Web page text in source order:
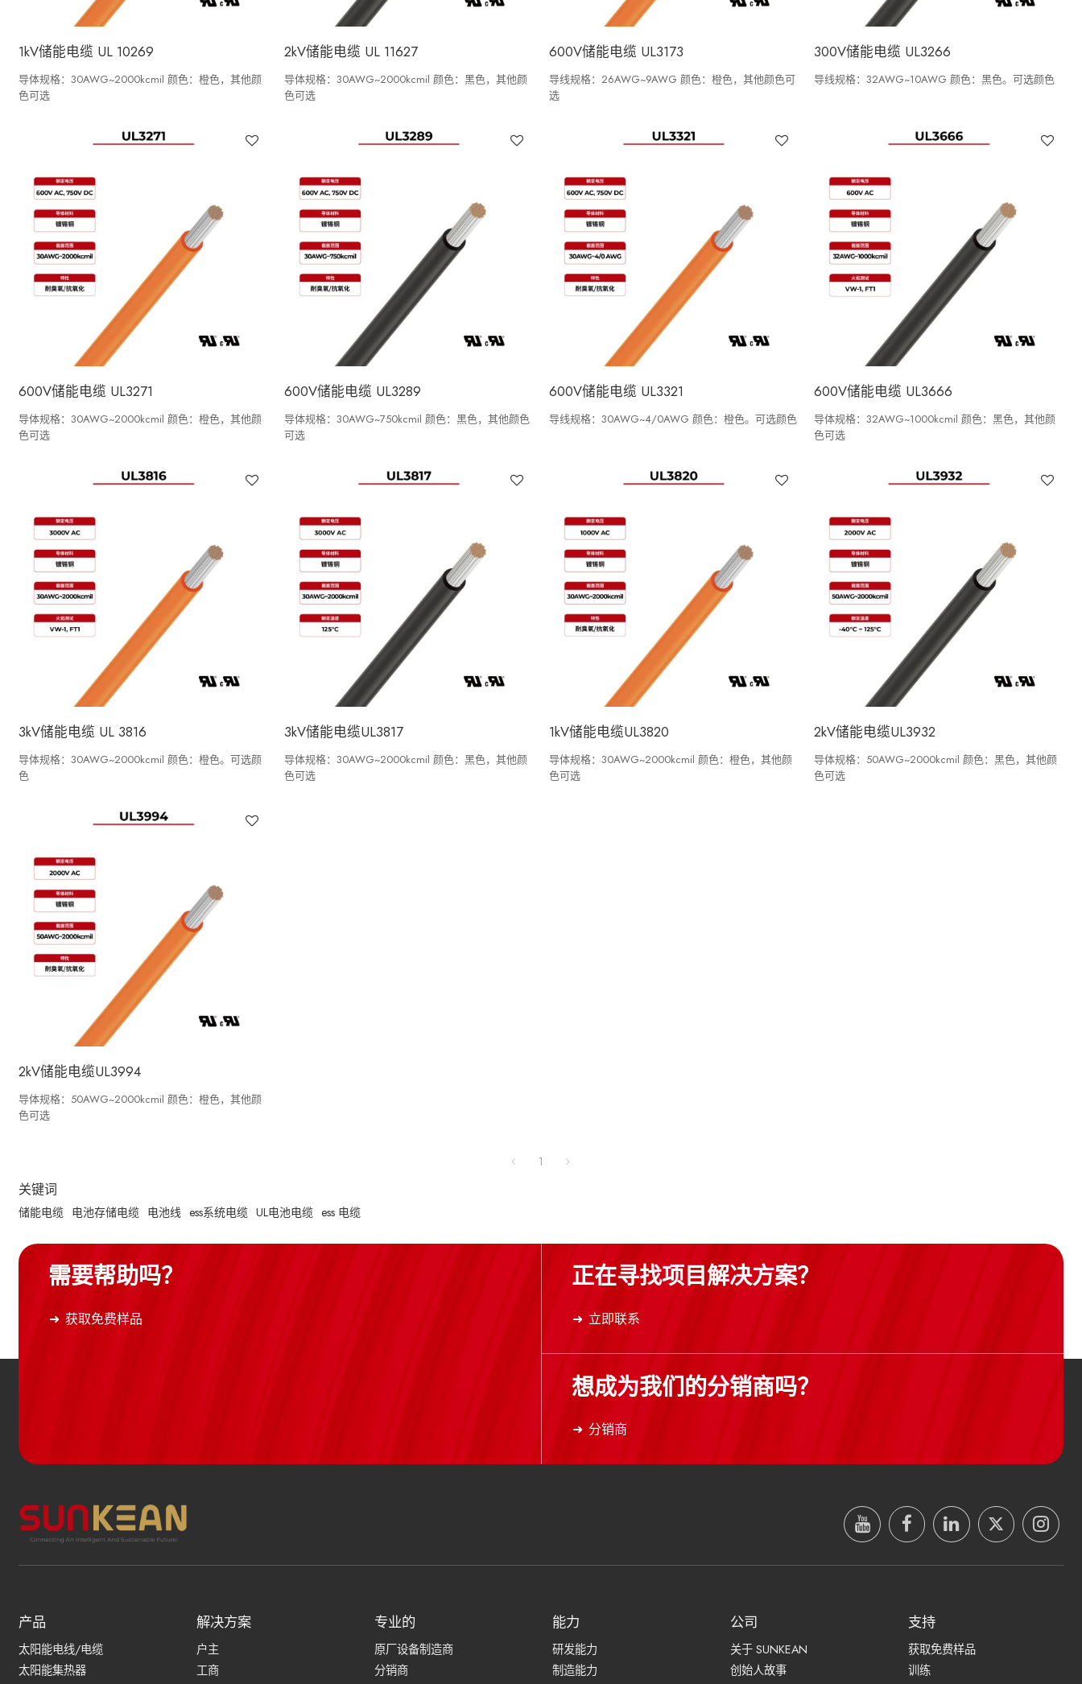
1kV储能电缆 UL 10269
导体规格：30AWG~2000kcmil 颜色：橙色，其他颜
色可选
2kV储能电缆 UL 11627
导体规格：30AWG~2000kcmil 颜色：黑色，其他颜
色可选
600V储能电缆 UL3173
导线规格：26AWG~9AWG 颜色：橙色，其他颜色可
选
300V储能电缆 UL3266
导线规格：32AWG~10AWG 颜色：黑色。可选颜色
600V储能电缆 UL3271
导体规格：30AWG~2000kcmil 颜色：橙色，其他颜
色可选
600V储能电缆 UL3289
导体规格：30AWG~750kcmil 颜色：黑色，其他颜色
可选
600V储能电缆 UL3321
导线规格：30AWG~4/0AWG 颜色：橙色。可选颜色
600V储能电缆 UL3666
导体规格：32AWG~1000kcmil 颜色：黑色，其他颜
色可选
3kV储能电缆 UL 3816
导体规格：30AWG~2000kcmil 颜色：橙色。可选颜
色
3kV储能电缆UL3817
导体规格：30AWG~2000kcmil 颜色：黑色，其他颜
色可选
1kV储能电缆UL3820
导体规格：30AWG~2000kcmil 颜色：橙色，其他颜
色可选
2kV储能电缆UL3932
导体规格：50AWG~2000kcmil 颜色：黑色，其他颜
色可选
2kV储能电缆UL3994
导体规格：50AWG~2000kcmil 颜色：橙色，其他颜
色可选
1
关键词
储能电缆 电池存储电缆 电池线 ess系统电缆 UL电池电缆 ess 电缆
需要帮助吗？
获取免费样品
正在寻找项目解决方案？
立即联系
想成为我们的分销商吗？
分销商
产品
太阳能电线/电缆
太阳能集热器
解决方案
户主
工商
专业的
原厂设备制造商
分销商
能力
研发能力
制造能力
公司
关于 SUNKEAN
创始人故事
支持
获取免费样品
训练